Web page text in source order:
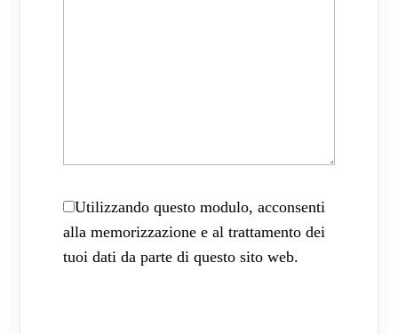
Utilizzando questo modulo, acconsenti
alla memorizzazione e al trattamento dei
tuoi dati da parte di questo sito web.